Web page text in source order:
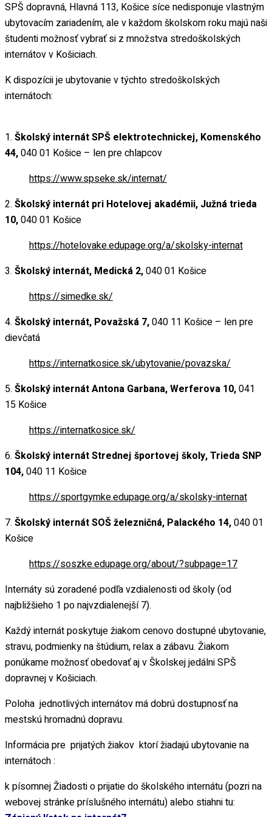
súborov cookies
v doprave a
dopravy
program
spôsobilosť
SPŠ dopravná, Hlavná 113, Košice síce nedisponuje vlastným
ubytovacím zariadením, ale v každom školskom roku majú naši
študenti možnosť vybrať si z množstva stredoškolských
internátov v Košiciach.
K dispozícii je ubytovanie v týchto stredoškolských
internátoch:
1. Školský internát SPŠ elektrotechnickej, Komenského
44,040 01 Košice – len pre chlapcov
https://www.spseke.sk/internat/
2. Školský internát pri Hotelovej akadémii, Južná trieda
10,040 01 Košice
https://hotelovake.edupage.org/a/skolsky-internat
3. Školský internát, Medická 2,040 01 Košice
https://simedke.sk/
4. Školský internát, Považská 7,040 11 Košice – len pre
dievčatá
https://internatkosice.sk/ubytovanie/povazska/
5. Školský internát Antona Garbana, Werferova 10,041
15 Košice
https://internatkosice.sk/
6. Školský internát Strednej športovej školy, Trieda SNP
104,040 11 Košice
https://sportgymke.edupage.org/a/skolsky-internat
7. Školský internát SOŠ železničná, Palackého 14,040 01
Košice
https://soszke.edupage.org/about/?subpage=17
Internáty sú zoradené podľa vzdialenosti od školy (od
najbližšieho 1 po najvzdialenejší 7).
Každý internát poskytuje žiakom cenovo dostupné ubytovanie,
stravu, podmienky na štúdium, relax a zábavu. Žiakom
ponúkame možnosť obedovať aj v Školskej jedálni SPŠ
dopravnej v Košiciach.
Poloha jednotlivých internátov má dobrú dostupnosť na
mestskú hromadnú dopravu.
Informácia pre prijatých žiakov ktorí žiadajú ubytovanie na
internátoch :
k písomnej Žiadosti o prijatie do školského internátu (pozri na
webovej stránke príslušného internátu) alebo stiahni tu: